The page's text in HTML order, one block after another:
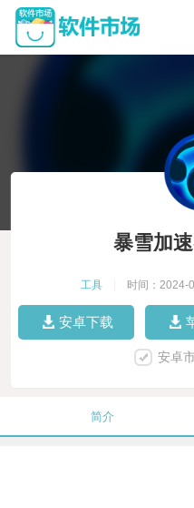
暴雪加
工具 时间：2024-
安卓下载
安卓
简介